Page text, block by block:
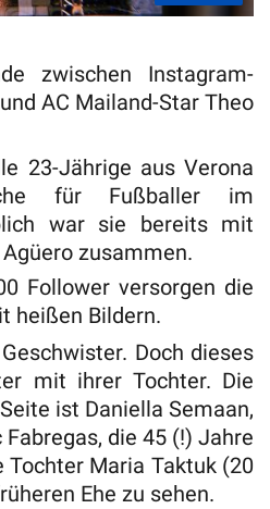
zwischen Instagram-
AC Mailand-Star Theo
23-Jährige aus Verona
für Fußballer im
war sie bereits mit
zusammen.
Follower versorgen die
heißen Bildern.
Doch dieses
mit ihrer Tochter. Die
ist Daniella Semaan,
die 45 (!) Jahre
Maria Taktuk (20
Ehe zu sehen.